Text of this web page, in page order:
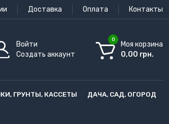
Доставка Оплата Контакты
Войти
Создать аккаунт
0
Моя корзина
0,00 грн.
ГРУНТЫ, КАССЕТЫ ДАЧА, САД, ОГОРОД